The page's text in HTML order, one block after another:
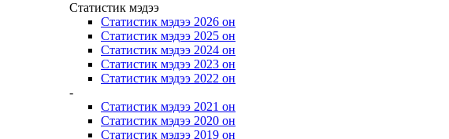
Статистик мэдээ
Статистик мэдээ 2026 он
Статистик мэдээ 2025 он
Статистик мэдээ 2024 он
Статистик мэдээ 2023 он
Статистик мэдээ 2022 он
-
Статистик мэдээ 2021 он
Статистик мэдээ 2020 он
Статистик мэдээ 2019 он